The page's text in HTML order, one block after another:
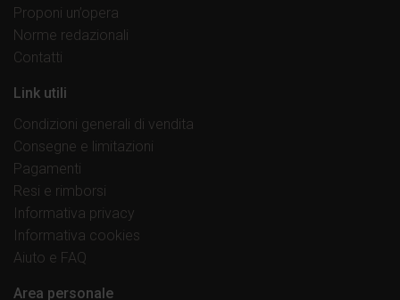
Proponi un’opera
Norme redazionali
Contatti
Link utili
Condizioni generali di vendita
Consegne e limitazioni
Pagamenti
Resi e rimborsi
Informativa privacy
Informativa cookies
Aiuto e FAQ
Area personale